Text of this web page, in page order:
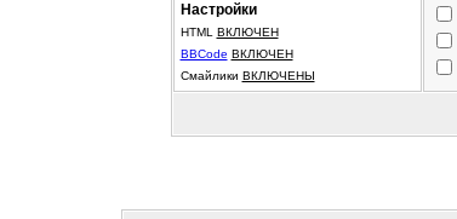
Настройки
HTML ВКЛЮЧЕН
BBCode ВКЛЮЧЕН
Смайлики ВКЛЮЧЕНЫ